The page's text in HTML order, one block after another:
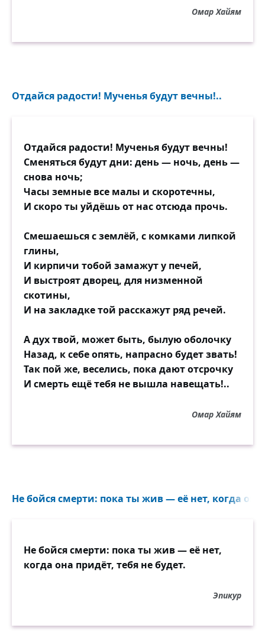
Омар Хайям
Отдайся радости! Мученья будут вечны!..
Отдайся радости! Мученья будут вечны!
Сменяться будут дни: день — ночь, день —
снова ночь;
Часы земные все малы и скоротечны,
И скоро ты уйдёшь от нас отсюда прочь.
Смешаешься с землёй, с комками липкой
глины,
И кирпичи тобой замажут у печей,
И выстроят дворец, для низменной
скотины,
И на закладке той расскажут ряд речей.
А дух твой, может быть, былую оболочку
Назад, к себе опять, напрасно будет звать!
Так пой же, веселись, пока дают отсрочку
И смерть ещё тебя не вышла навещать!..
Омар Хайям
Не бойся смерти: пока ты жив — её нет, когда она
Не бойся смерти: пока ты жив — её нет,
когда она придёт, тебя не будет.
Эпикур